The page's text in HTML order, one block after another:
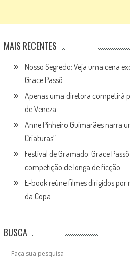
MAIS RECENTES
Nosso Segredo: Veja uma cena
Grace Passô
Apenas uma diretora competirá
de Veneza
Anne Pinheiro Guimarães narra
Criaturas”
Festival de Gramado: Grace
competição de longa de ficção
E-book reúne filmes dirigidos por
da Copa
BUSCA